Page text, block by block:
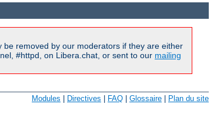
removed by our moderators if they are either
#httpd, on Libera.chat, or sent to our mailing
Modules | Directives | FAQ | Glossaire | Plan du site